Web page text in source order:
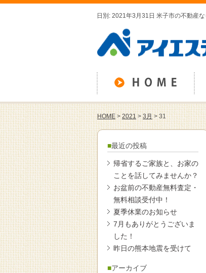
日別: 2021年3月31日 米子市の不動産
HOME>2021 >3月 >31
最近の投稿
帰省するご家族と、お家の
ことを話してみませんか？
お盆前の不動産無料査定・
無料相談受付中！
夏季休業のお知らせ
7月もありがとうございま
した！
昨日の熊本地震を受けて
アーカイブ